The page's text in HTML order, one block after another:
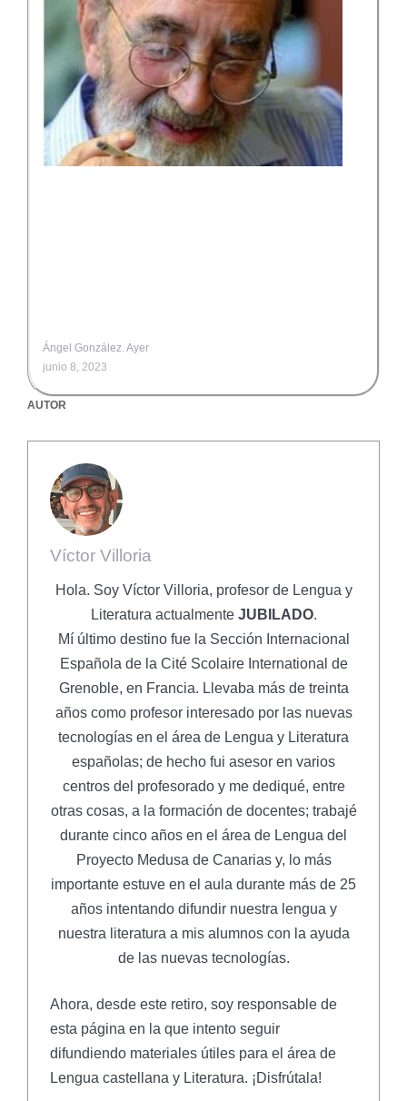
Ángel González. Ayer
junio 8, 2023
AUTOR
Víctor Villoria
Hola. Soy Víctor Villoria, profesor de Lengua y
Literatura actualmente JUBILADO.
Mí último destino fue la Sección Internacional
Española de la Cité Scolaire International de
Grenoble, en Francia. Llevaba más de treinta
años como profesor interesado por las nuevas
tecnologías en el área de Lengua y Literatura
españolas; de hecho fui asesor en varios
centros del profesorado y me dediqué, entre
otras cosas, a la formación de docentes; trabajé
durante cinco años en el área de Lengua del
Proyecto Medusa de Canarias y, lo más
importante estuve en el aula durante más de 25
años intentando difundir nuestra lengua y
nuestra literatura a mis alumnos con la ayuda
de las nuevas tecnologías.
Ahora, desde este retiro, soy responsable de
esta página en la que intento seguir
difundiendo materiales útiles para el área de
Lengua castellana y Literatura. ¡Disfrútala!